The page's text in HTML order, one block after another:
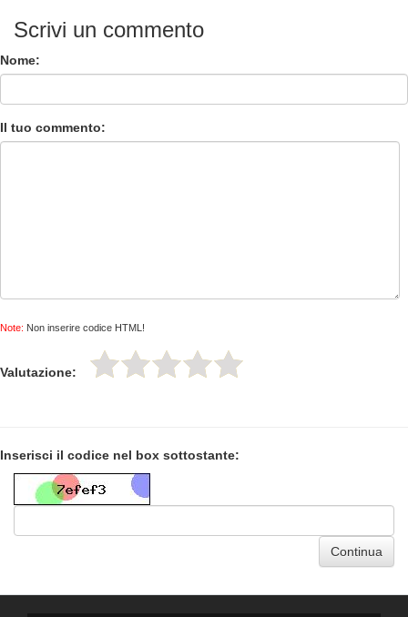
Scrivi un commento
Nome:
Il tuo commento:
Note: Non inserire codice HTML!
Valutazione:
Inserisci il codice nel box sottostante:
Continua